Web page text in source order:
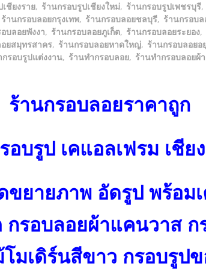
ชียงราย, ร้านกรอบรูปเชียงใหม่, ร้านกรอบรูปเพชรบุรี,
ร้านกรอบลอยกรุงเทพ, ร้านกรอบลอยชลบุรี, ร้านกรอบ
บลอยพังงา, ร้านกรอบลอยภูเก็ต, ร้านกรอบลอยระยอง,
ยสมุทรสาคร, ร้านกรอบลอยหาดใหญ่, ร้านกรอบลอยอ
รอบรูปแต่งงาน, ร้านทำกรอบลอย, ร้านทำกรอบลอยผ้
ร้านกรอบลอยราคาถูก
อบรูป เคแอลเฟรม เชีย
ขยายภาพ อัดรูป พร้อม
กรอบลอยผ้าแคนวาส
มเดิร์นสีขาว กรอบรูป